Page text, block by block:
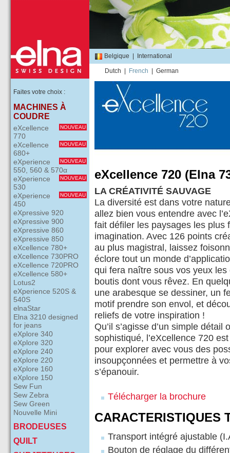
Belgique International
Dutch French German
Faites votre choix :
MACHINES À
COUDRE
NOUVEAU
eXcellence
770
NOUVEAU
eXcellence
680+
NOUVEAU
eXperience
550, 560 & 570α
NOUVEAU
eXperience
530
NOUVEAU
eXperience
450
eXpressive 920
eXpressive 900
eXpressive 860
eXpressive 850
eXcellence 780+
eXcellence 730PRO
eXcellence 720PRO
eXcellence 580+
Lotus2
eXperience 520S &
540S
elnaStar
Elna 3210 designed
for jeans
eXplore 340
eXplore 320
eXplore 240
eXplore 220
eXplore 160
eXplore 150
Sew Fun
Sew Zebra
Sew Green
Nouvelle Mini
BRODEUSES
QUILT
eXcellence 720 (Elna
LA CRÉATIVITÉ SAUVAGE
La diversité est dans votre
allez bien vous entendre avec
fait défiler les paysages les plus
imagination. Avec 126 points
au plus magistral, laissez
éclore tout un monde
qui fera naître sous vos yeux
boutis dont vous rêvez. En
une arabesque se dessiner, un
motif prendre son envol, et
reliefs de votre inspiration !
Qu’il s’agisse d’un simple détail
sophistiqué, l’eXcellence 720
pour explorer avec vous des
insoupçonnées et permettre à
s’épanouir.
Télécharger la brochure
CARACTERISTIQUES
Transport intégré ajustable
Bouton de réglage du